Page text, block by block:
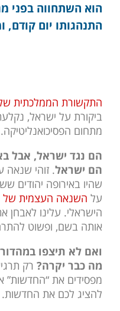
הוא השתחווה בפני
התנהגותו יום
התקשורת הממלכתית
ביקורת על ישראל,
מתחום הפסיכואנליטיקה.
הם נגד ישראל, אבל
הם ישראל. זוהי שנאה
שהיו באירופה יהודים
על השנאה העצמית של
הישראלי. עלינו לאבחן
אותה בשם, ופשוט
ואם לא תיצפו
מה כבר יקרה? רק
מפסידים את
להציג לכם את החדשות.